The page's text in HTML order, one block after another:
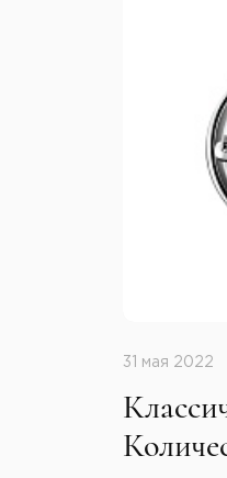
31 мая 2022